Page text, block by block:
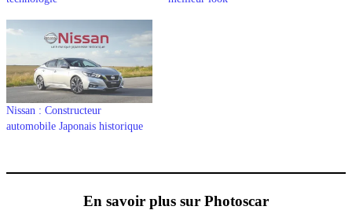
Nissan : Constructeur
automobile Japonais historique
En savoir plus sur Photoscar